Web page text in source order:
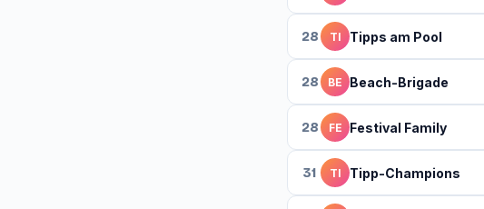
28 TI Tipps am Pool
28 BE Beach-Brigade
28 FE Festival Family
31 TI Tipp-Champions